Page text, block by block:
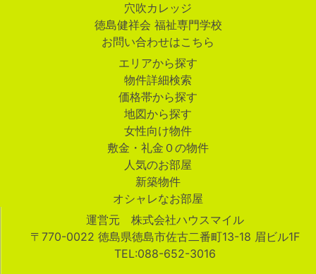
穴吹カレッジ
徳島健祥会 福祉専門学校
お問い合わせはこちら
エリアから探す
物件詳細検索
価格帯から探す
地図から探す
女性向け物件
敷金・礼金０の物件
人気のお部屋
新築物件
オシャレなお部屋
運営元 株式会社ハウスマイル
〒770-0022 徳島県徳島市佐古二番町13-18 眉ビル1F
TEL:088-652-3016